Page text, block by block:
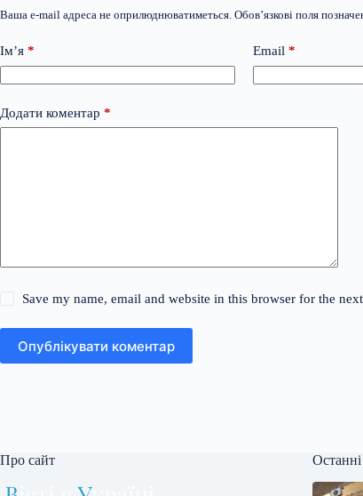
Ваша e-mail адреса не оприлюднюватиметься. Обов’язкові поля
Ім’я * Email *
Додати коментар *
Save my name, email and website in this browser for the
Опублікувати коментар
Про сайт